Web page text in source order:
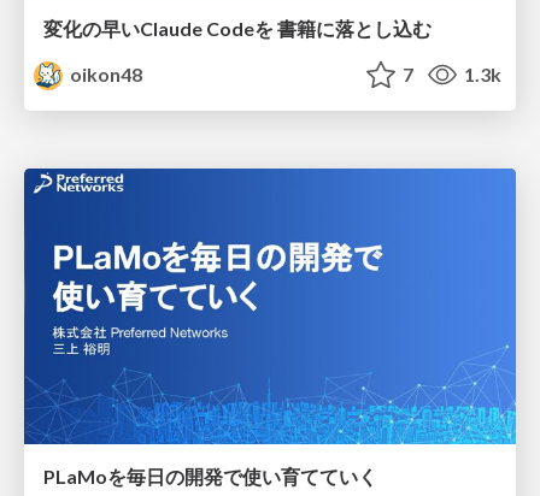
変化の早いClaude Codeを 書籍に落とし込む
oikon48
7 1.3k
PLaMoを毎日の開発で使い育てていく